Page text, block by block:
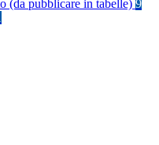
(da pubblicare in tabelle) 9